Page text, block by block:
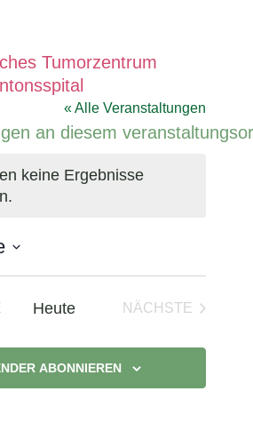
Tumorzentrum
« Alle Veranstaltungen
an diesem
keine Ergebnisse
Heute
NÄCHSTE
ABONNIEREN